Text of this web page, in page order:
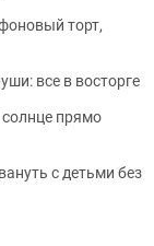
торт,
все в восторге
прямо
с детьми без